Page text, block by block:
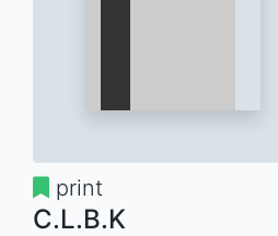
print
C.L.B.K